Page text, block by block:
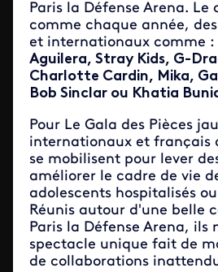
Paris la Défense Arena.
comme chaque année,
et internationaux comme :
Aguilera, Stray Kids, G-
Charlotte Cardin, Mika,
Bob Sinclar ou Khatia
Pour Le Gala des Pièces
internationaux et français
se mobilisent pour lever
améliorer le cadre de vie
adolescents hospitalisés
Réunis autour d'une belle
Paris la Défense Arena, ils
spectacle unique fait de
de collaborations